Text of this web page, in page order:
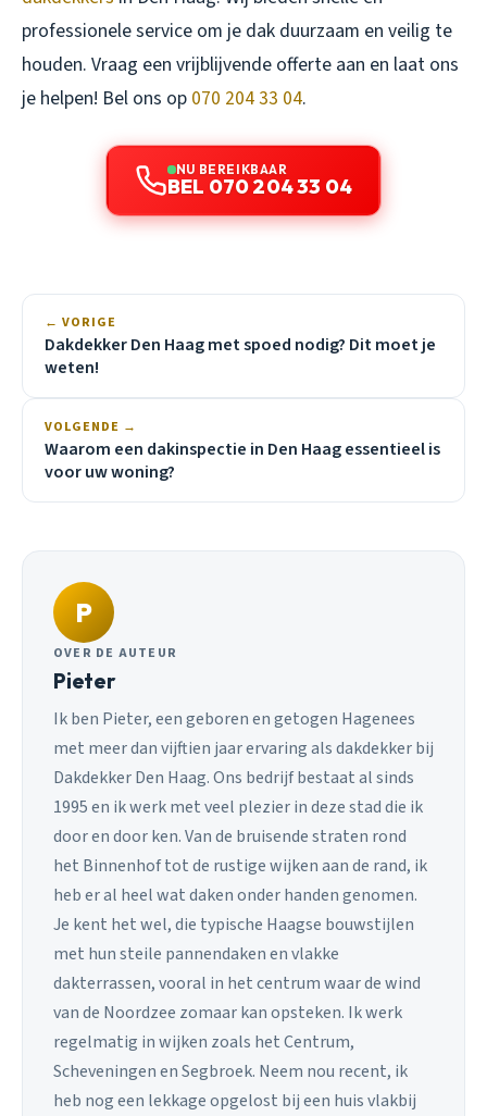
professionele service om je dak duurzaam en veilig te
houden. Vraag een vrijblijvende offerte aan en laat ons
je helpen! Bel ons op 070 204 33 04.
NU BEREIKBAAR
BEL 070 204 33 04
← VORIGE
Dakdekker Den Haag met spoed nodig? Dit moet je
weten!
VOLGENDE →
Waarom een dakinspectie in Den Haag essentieel is
voor uw woning?
P
OVER DE AUTEUR
Pieter
Ik ben Pieter, een geboren en getogen Hagenees
met meer dan vijftien jaar ervaring als dakdekker bij
Dakdekker Den Haag. Ons bedrijf bestaat al sinds
1995 en ik werk met veel plezier in deze stad die ik
door en door ken. Van de bruisende straten rond
het Binnenhof tot de rustige wijken aan de rand, ik
heb er al heel wat daken onder handen genomen.
Je kent het wel, die typische Haagse bouwstijlen
met hun steile pannendaken en vlakke
dakterrassen, vooral in het centrum waar de wind
van de Noordzee zomaar kan opsteken. Ik werk
regelmatig in wijken zoals het Centrum,
Scheveningen en Segbroek. Neem nou recent, ik
heb nog een lekkage opgelost bij een huis vlakbij